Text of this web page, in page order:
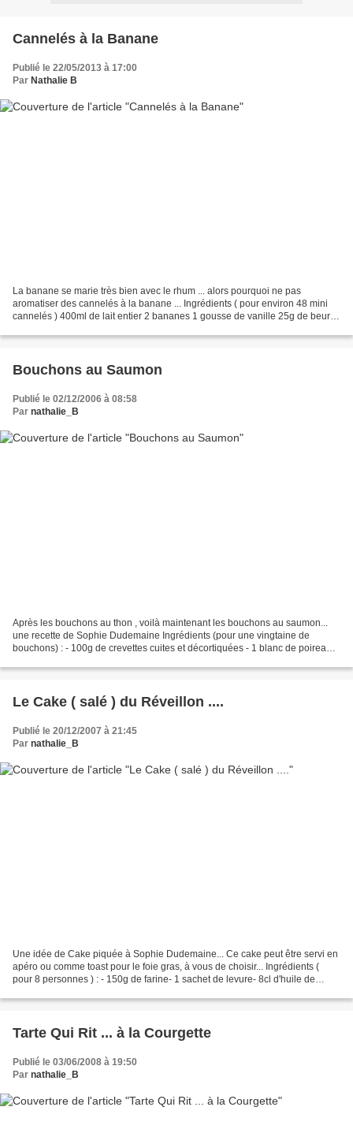
Cannelés à la Banane
Publié le 22/05/2013 à 17:00
Par Nathalie B
La banane se marie très bien avec le rhum ... alors pourquoi ne pas
aromatiser des cannelés à la banane ... Ingrédients ( pour environ 48 mini
cannelés ) 400ml de lait entier 2 bananes 1 gousse de vanille 25g de beurre
Bouchons au Saumon
Publié le 02/12/2006 à 08:58
Par nathalie_B
Après les bouchons au thon , voilà maintenant les bouchons au saumon...
une recette de Sophie Dudemaine Ingrédients (pour une vingtaine de
bouchons) : - 100g de crevettes cuites et décortiquées - 1 blanc de poireaux
Le Cake ( salé ) du Réveillon ....
Publié le 20/12/2007 à 21:45
Par nathalie_B
Une idée de Cake piquée à Sophie Dudemaine... Ce cake peut être servi en
apéro ou comme toast pour le foie gras, à vous de choisir... Ingrédients (
pour 8 personnes ) : - 150g de farine- 1 sachet de levure- 8cl d'huile de
Tarte Qui Rit ... à la Courgette
Publié le 03/06/2008 à 19:50
Par nathalie_B